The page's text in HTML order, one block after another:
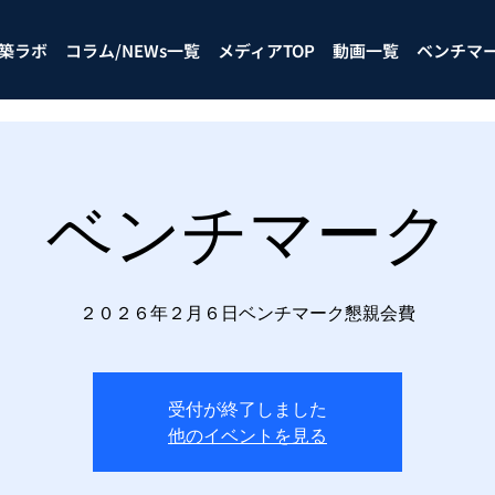
ラボ コラム/NEWs一覧 メディアTOP 動画一覧 ベンチマ
ベンチマーク
２０２６年２月６日ベンチマーク懇親会費
受付が終了しました
他のイベントを見る